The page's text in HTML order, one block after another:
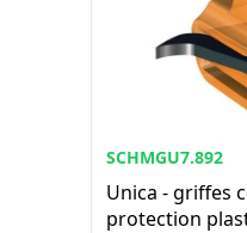
SCHMGU7.892
Unica - griffes
protection